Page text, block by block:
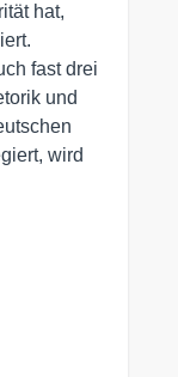
hat,
fast drei
und
wird